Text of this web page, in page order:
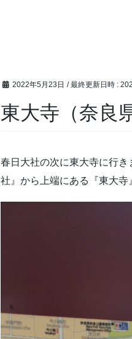
2022年5月23日 / 最終更新日時 :
東大寺（奈良
春日大社の次に東大寺に行
社』から上端にある『東大寺